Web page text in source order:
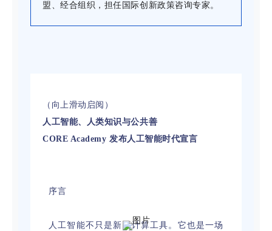
盟、经合组织，担任国际创新政策咨询专家。
（向上滑动启阅）
人工智能、人类知识与公共善
CORE Academy 发布人工智能时代宣言
序言
人工智能不只是新的计算工具。它也是一场